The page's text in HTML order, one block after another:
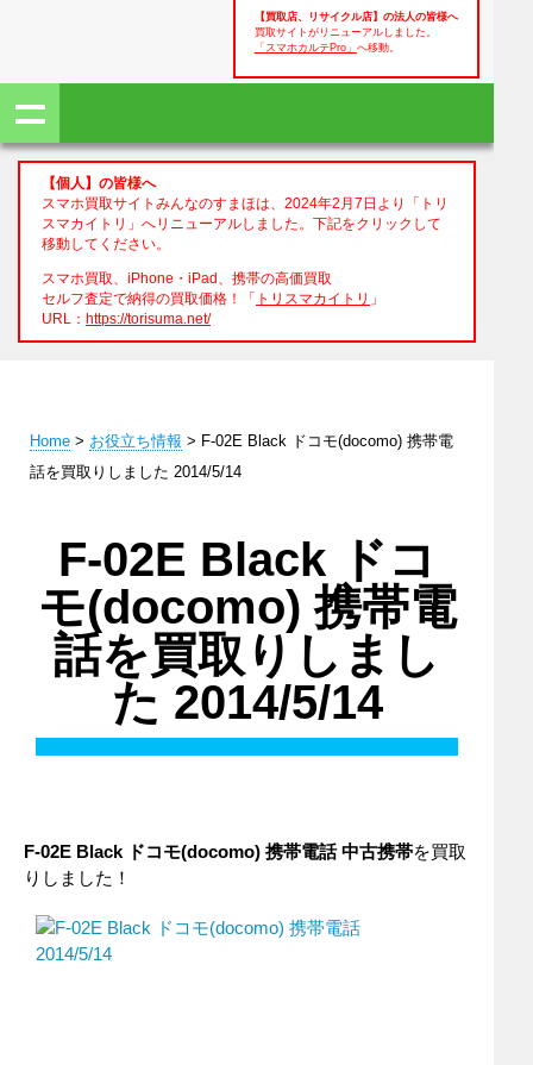
【買取店、リサイクル店】の法人の皆様へ
買取サイトがリニューアルしました。
「スマホカルテPro」 へ移動。
【個人】の皆様へ
スマホ買取サイトみんなのすまほは、2024年2月7日より「トリ
スマカイトリ」へリニューアルしました。下記をクリックして
移動してください。
スマホ買取、iPhone・iPad、携帯の高価買取
セルフ査定で納得の買取価格！「 トリスマカイトリ 」
URL： https://torisuma.net/
Home > お役立ち情報 > F-02E Black ドコモ(docomo) 携帯電
話を買取りしました 2014/5/14
F-02E Black ドコ
モ(docomo) 携帯電
話を買取りしまし
た 2014/5/14
F-02E Black ドコモ(docomo) 携帯電話中古携帯を買取
りしました！